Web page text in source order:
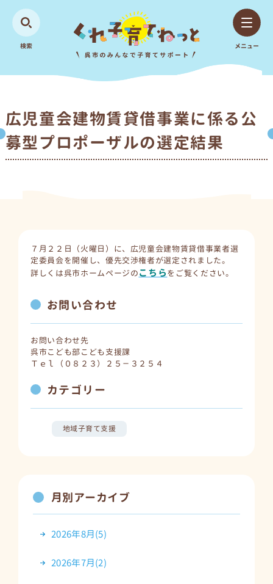
検索 メニュー
広児童会建物賃貸借事業に係る公
募型プロポーザルの選定結果
７月２２日（火曜日）に、広児童会建物賃貸借事業者選
定委員会を開催し、優先交渉権者が選定されました。
詳しくは呉市ホームページのこちらをご覧ください。
お問い合わせ
お問い合わせ先
呉市こども部こども支援課
Ｔｅｌ（０８２３）２５－３２５４
カテゴリー
地域子育て支援
月別アーカイブ
2026年8月(5)
2026年7月(2)